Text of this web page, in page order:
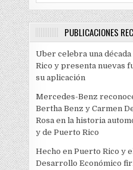
PUBLICACIONES
Uber celebra una
Rico y presenta nuevas
su aplicación
Mercedes-Benz
Bertha Benz y Carmen
Rosa en la historia
y de Puerto Rico
Hecho en Puerto Rico y
Desarrollo Económico